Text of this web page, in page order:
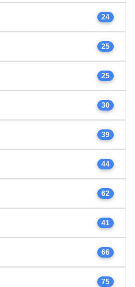
24
25
25
30
39
44
62
41
66
75